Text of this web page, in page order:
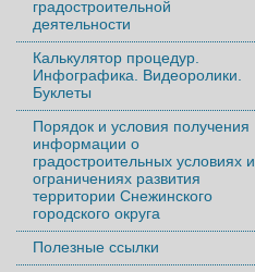
градостроительной
деятельности
Калькулятор процедур.
Инфографика. Видеоролики.
Буклеты
Порядок и условия получения
информации о
градостроительных условиях и
ограничениях развития
территории Снежинского
городского округа
Полезные ссылки